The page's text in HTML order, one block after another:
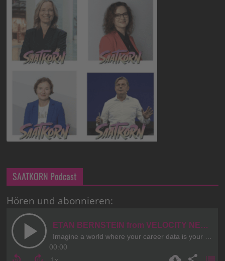
SAATKORN Podcast
Hören und abonnieren: